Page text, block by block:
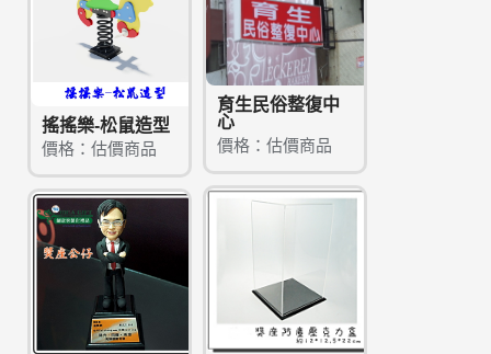
搖搖樂-松鼠造型
價格：估價商品
育生民俗整復中
心
價格：估價商品